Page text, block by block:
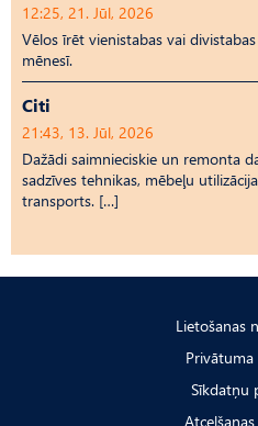
12:25, 21. Jūl, 2026
Vēlos īrēt vienistabas vai
mēnesī.
Citi
21:43, 13. Jūl, 2026
Dažādi saimnieciskie un remonta
sadzīves tehnikas, mēbeļu
transports. […]
Lietošanas
Sīkdatņu